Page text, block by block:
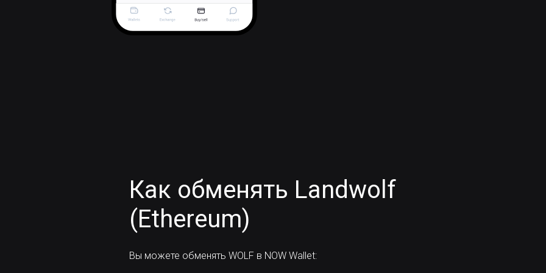
Как обменять Landwolf
(Ethereum)
Вы можете обменять WOLF в NOW Wallet: